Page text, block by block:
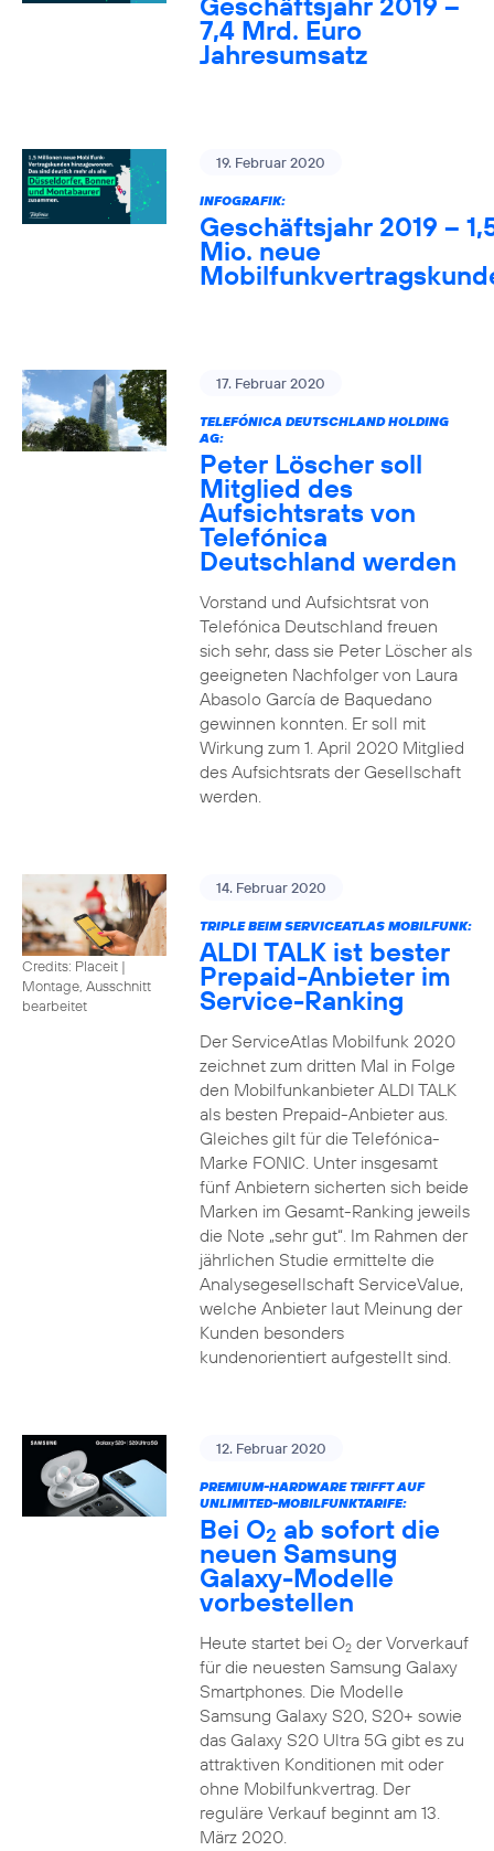
7,4 Mrd. Euro
Jahresumsatz
19. Februar 2020
INFOGRAFIK:
Geschäftsjahr 2019 –
Mio. neue
17. Februar 2020
TELEFÓNICA DEUTSCHLAND HOLDING
AG:
Peter Löscher soll
Mitglied des
Aufsichtsrats von
Telefónica
Deutschland werden
Vorstand und Aufsichtsrat von
Telefónica Deutschland freuen
sich sehr, dass sie Peter Löscher als
geeigneten Nachfolger von Laura
Abasolo García de Baquedano
gewinnen konnten. Er soll mit
Wirkung zum 1. April 2020 Mitglied
des Aufsichtsrats der Gesellschaft
werden.
Credits: Placeit |
Montage, Ausschnitt
bearbeitet
14. Februar 2020
TRIPLE BEIM SERVICEATLAS MOBILFUNK:
ALDI TALK ist bester
Prepaid-Anbieter im
Service-Ranking
Der ServiceAtlas Mobilfunk 2020
zeichnet zum dritten Mal in Folge
den Mobilfunkanbieter ALDI TALK
als besten Prepaid-Anbieter aus.
Gleiches gilt für die Telefónica-
Marke FONIC. Unter insgesamt
fünf Anbietern sicherten sich beide
Marken im Gesamt-Ranking jeweils
die Note „sehr gut“. Im Rahmen der
jährlichen Studie ermittelte die
Analysegesellschaft ServiceValue,
welche Anbieter laut Meinung der
Kunden besonders
kundenorientiert aufgestellt sind.
12. Februar 2020
PREMIUM-HARDWARE TRIFFT AUF
UNLIMITED-MOBILFUNKTARIFE:
Bei O2 ab sofort die
neuen Samsung
Galaxy-Modelle
vorbestellen
Heute startet bei O2der Vorverkauf
für die neuesten Samsung Galaxy
Smartphones. Die Modelle
Samsung Galaxy S20, S20+ sowie
das Galaxy S20 Ultra 5G gibt es zu
attraktiven Konditionen mit oder
ohne Mobilfunkvertrag. Der
reguläre Verkauf beginnt am 13.
März 2020.